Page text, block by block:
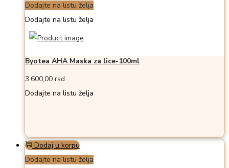
Dodajte na listu želja
Dodajte na listu želja
Byotea AHA Maska za lice-100ml
3.600,00 rsd
Dodajte na listu želja
Dodaj u korpu
Dodajte na listu želja